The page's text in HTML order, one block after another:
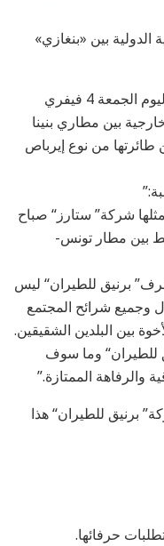
الدولية بين «بنغازي»
أعلنت شركة “برنيق للطيران” الليبية، اليوم الجمعة 4 فيفري
بين مطاري بنينا
من نوع إيرباص
شركة” ستارز“ صباح
رحلة تربط بين مطار تونس-
برنيق للطيران“ ليس
وجميع شرائح المجتمع
بين البلدين الشقيقين.
للطيران“ وما سوف
والرفاهة الممتازة.”
برنيق للطيران“ هذا
حرفائها.